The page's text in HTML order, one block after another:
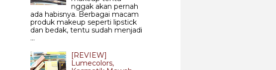
nggak akan pernah
ada habisnya. Berbagai macam
produk makeup seperti lipstick
dan bedak, tentu sudah menjadi
...
[REVIEW]
Lumecolors,